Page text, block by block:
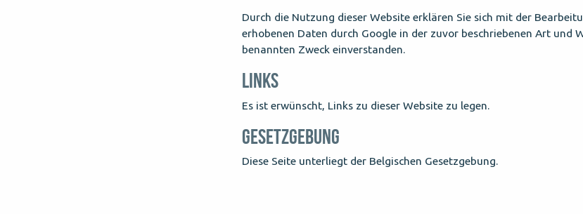
Durch die Nutzung dieser Website erklären Sie sich mit der
erhobenen Daten durch Google in der zuvor beschriebenen Art und
benannten Zweck einverstanden.
LINKS
Es ist erwünscht, Links zu dieser Website zu legen.
GESETZGEBUNG
Diese Seite unterliegt der Belgischen Gesetzgebung.